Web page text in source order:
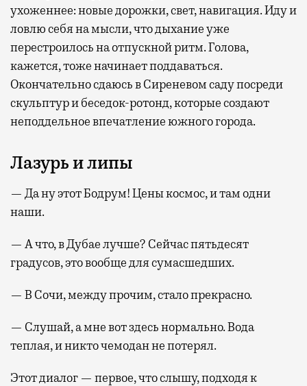
ухоженнее: новые дорожки, свет, навигация. Иду и
ловлю себя на мысли, что дыхание уже
перестроилось на отпускной ритм. Голова,
кажется, тоже начинает поддаваться.
Окончательно сдаюсь в Сиреневом саду посреди
скульптур и беседок-ротонд, которые создают
неподдельное впечатление южного города.
Лазурь и липы
— Да ну этот Бодрум! Цены космос, и там одни
наши.
— А что, в Дубае лучше? Сейчас пятьдесят
градусов, это вообще для сумасшедших.
— В Сочи, между прочим, стало прекрасно.
— Слушай, а мне вот здесь нормально. Вода
теплая, и никто чемодан не потерял.
Этот диалог — первое, что слышу, подходя к